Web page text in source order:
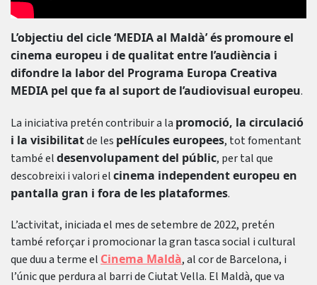
L’objectiu del cicle ‘MEDIA al Maldà’ éspromoure el
cinema europeu i de qualitat entre l’audiència i
difondre la labor del Programa Europa Creativa
MEDIA pel que fa al suport de l’audiovisual europeu.
La iniciativa pretén contribuir a la promoció, la circulació
i la visibilitatde les pel·lícules europees, tot fomentant
també eldesenvolupament del públic, per tal que
descobreixi i valori elcinema independent europeu en
pantalla gran i fora de les plataformes.
L’activitat, iniciada el mes de setembre de 2022, pretén
també reforçar i promocionar la gran tasca social i cultural
que duu a terme el Cinema Maldà, al cor de Barcelona, i
l’únic que perdura al barri de Ciutat Vella. El Maldà, que va